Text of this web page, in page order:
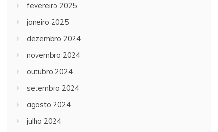
fevereiro 2025
janeiro 2025
dezembro 2024
novembro 2024
outubro 2024
setembro 2024
agosto 2024
julho 2024